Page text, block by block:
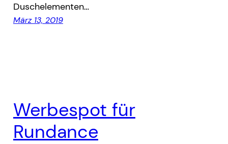
Duschelementen…
März 13, 2019
Werbespot für
Rundance